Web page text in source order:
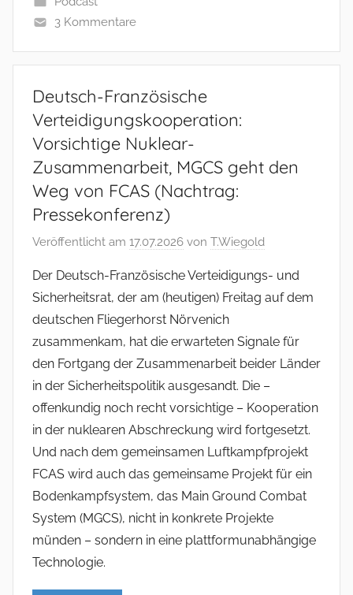
3 Kommentare
Deutsch-Französische
Verteidigungskooperation:
Vorsichtige Nuklear-
Zusammenarbeit, MGCS geht den
Weg von FCAS (Nachtrag:
Pressekonferenz)
Veröffentlicht am 17.07.2026 von T.Wiegold
Der Deutsch-Französische Verteidigungs- und
Sicherheitsrat, der am (heutigen) Freitag auf dem
deutschen Fliegerhorst Nörvenich
zusammenkam, hat die erwarteten Signale für
den Fortgang der Zusammenarbeit beider Länder
in der Sicherheitspolitik ausgesandt. Die –
offenkundig noch recht vorsichtige – Kooperation
in der nuklearen Abschreckung wird fortgesetzt.
Und nach dem gemeinsamen Luftkampfprojekt
FCAS wird auch das gemeinsame Projekt für ein
Bodenkampfsystem, das Main Ground Combat
System (MGCS), nicht in konkrete Projekte
münden – sondern in eine plattformunabhängige
Technologie.